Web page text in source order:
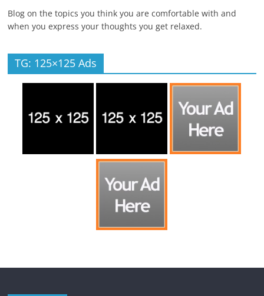
Blog on the topics you think you are comfortable with and
when you express your thoughts you get relaxed.
TG: 125×125 Ads